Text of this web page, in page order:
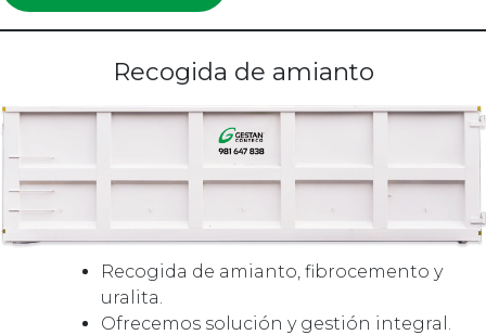
Recogida de amianto
Recogida de amianto, fibrocemento y
uralita.
Ofrecemos solución y gestión integral.